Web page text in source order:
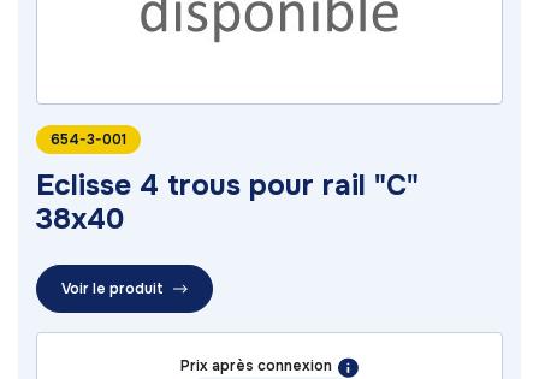
654-3-001
Eclisse 4 trous pour rail "C"
38x40
Voir le produit
Prix après connexion